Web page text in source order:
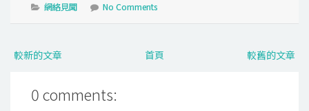
網絡見聞 No Comments
較新的文章 較舊的文章
首頁
0 comments: